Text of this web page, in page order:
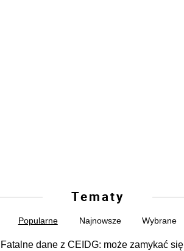
Tematy
Popularne Najnowsze Wybrane
Fatalne dane z CEIDG: może zamykać się